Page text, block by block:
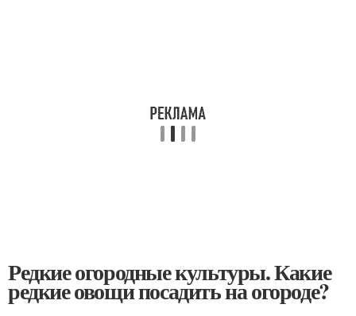
Редкие огородные культуры. Какие
редкие овощи посадить на огороде?